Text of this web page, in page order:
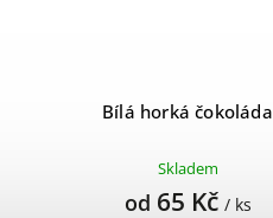
Bílá horká čokoláda
Skladem
od 65 Kč / ks